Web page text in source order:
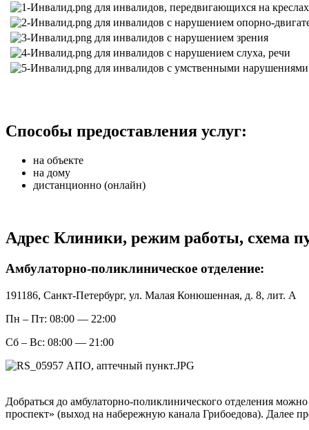
для инвалидов, передвигающихся на
для инвалидов с нарушением опорно-
для инвалидов с нарушением зрения
для инвалидов с нарушением слуха, речи
для инвалидов с умственными нарушениями
Способы предоставления услуг:
на объекте
на дому
дистанционно (онлайн)
Адрес Клиники, режим работы, схема
Амбулаторно-поликлиническое отделение:
191186, Санкт-Петербург, ул. Малая Конюшенная, д. 8, лит. А
Пн – Пт: 08:00 — 22:00
Сб – Вс: 08:00 — 21:00
Добраться до амбулаторно-поликлинического отделения
проспект» (выход на набережную канала Грибоедова).